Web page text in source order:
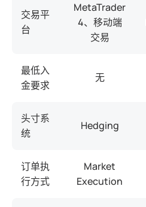
交易平
台
MetaTrader
4、移动端
交易
最低入
金要求
无
头寸系
统
Hedging
订单执
行方式
Market
Execution